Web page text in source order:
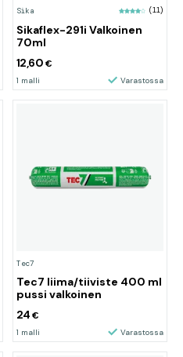
Sika (11)
Sikaflex-291i Valkoinen
70ml
12,60 €
1 malli Varastossa
Tec7
Tec7 liima/tiiviste 400 ml
pussi valkoinen
24€
1 malli Varastossa